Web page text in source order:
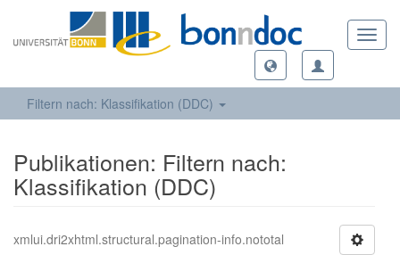
Filtern nach: Klassifikation (DDC)
Publikationen: Filtern nach:
Klassifikation (DDC)
xmlui.dri2xhtml.structural.pagination-info.nototal